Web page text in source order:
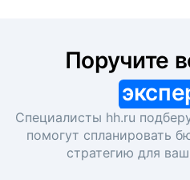
Специалисты hh.ru
помогут спланировать
стратегию для